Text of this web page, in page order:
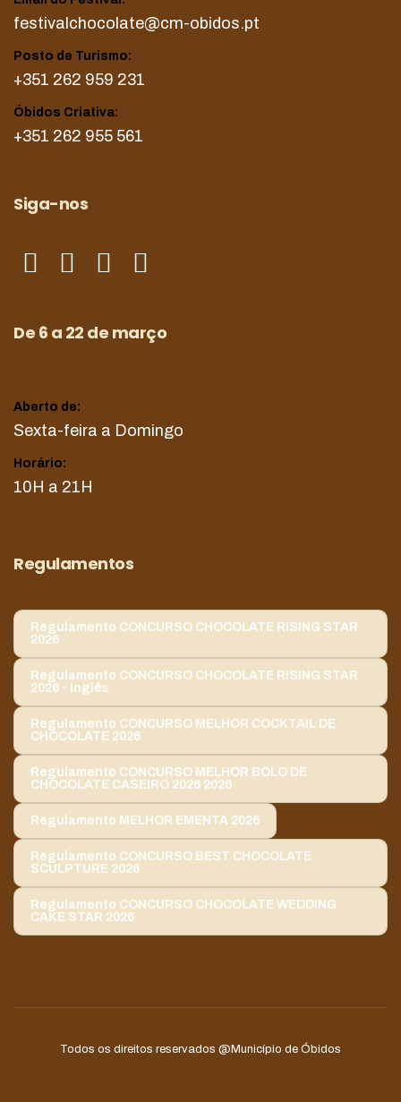
festivalchocolate@cm-obidos.pt
Posto de Turismo:
+351 262 959 231
Óbidos Criativa:
+351 262 955 561
Siga-nos
De 6 a 22 de março
Aberto de:
Sexta-feira a Domingo
Horário:
10H a 21H
Regulamentos
Regulamento CONCURSO CHOCOLATE RISING STAR
2026
Regulamento CONCURSO CHOCOLATE RISING STAR
2026 - Inglês
Regulamento CONCURSO MELHOR COCKTAIL DE
CHOCOLATE 2026
Regulamento CONCURSO MELHOR BOLO DE
CHOCOLATE CASEIRO 2026 2026
Regulamento MELHOR EMENTA 2026
Regulamento CONCURSO BEST CHOCOLATE
SCULPTURE 2026
Regulamento CONCURSO CHOCOLATE WEDDING
CAKE STAR 2026
Todos os direitos reservados @Município de Óbidos